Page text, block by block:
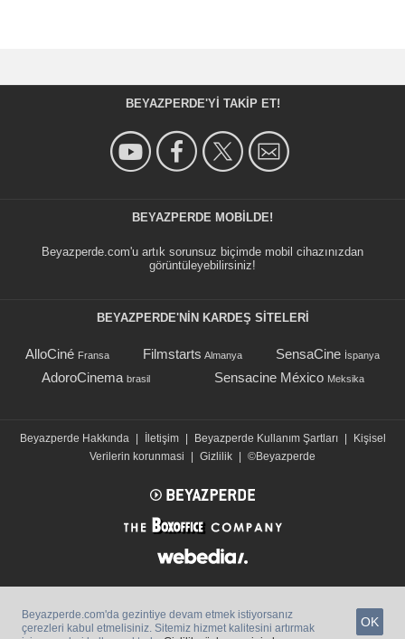
BEYAZPERDE'YI TAKIP ET!
BEYAZPERDE MOBILDE!
Beyazperde.com'u artık sorunsuz biçimde mobil cihazınızdan
görüntüleyebilirsiniz!
BEYAZPERDE'NIN KARDEŞ SİTELERİ
AlloCiné Fransa Filmstarts Almanya SensaCine İspanya
AdoroCinema brasil Sensacine México Meksika
Beyazperde Hakkında | İletişim | Beyazperde Kullanım Şartları |
Kişisel
Verilerin korunmasi
| Gizlilik | ©Beyazperde
Beyazperde.com'da gezintiye devam etmek istiyorsanız
çerezleri kabul etmelisiniz. Sitemiz hizmet kalitesini artırmak
OK